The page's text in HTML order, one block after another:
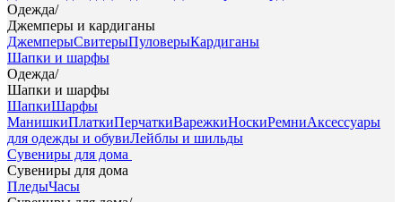
Одежда/
Джемперы и кардиганы
ДжемперыСвитерыПуловерыКардиганы
Шапки и шарфы
Одежда/
Шапки и шарфы
ШапкиШарфы
МанишкиПлаткиПерчаткиВарежкиНоскиРемниАксессуары
для одежды и обувиЛейблы и шильды
Сувениры для дома
Сувениры для дома
ПледыЧасы